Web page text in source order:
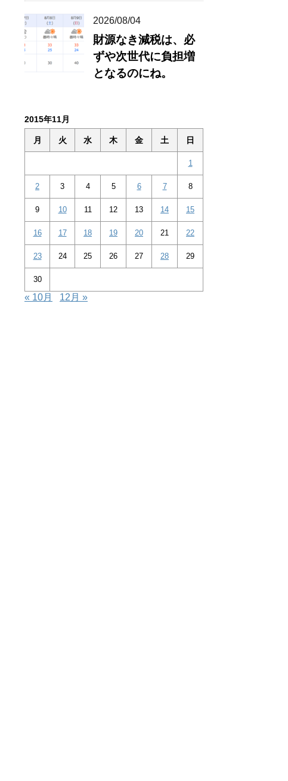
2026/08/04
財源なき減税は、必
ずや次世代に負担増
となるのにね。
2015年11月
月 火 水 木 金 土 日
1
2 3 4 5 6 7 8
9 10 11 12 13 14 15
16 17 18 19 20 21 22
23 24 25 26 27 28 29
30
« 10月 12月 »